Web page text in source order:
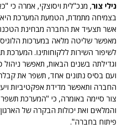
נילי צור, מנכ"לית ויסוצקי, אמרה כי
בצמיחה מתמדת, הטמעת המערכת
אשר תצעיד את החברה מבחינת
מאפשר שליטה מלאה במערכות
לשיפור השירות ללקוחותינו.
וגדילתה בשנים הבאות, תאפשר
ועם בסיס נתונים אחד, תשפר את
החברה ותאפשר מדידת אפקטיביות
צור סיימה באומרה, כי "המערכת תשפר
והמלאים ואת יכולות הבקרה של
פיתוח בחברה".